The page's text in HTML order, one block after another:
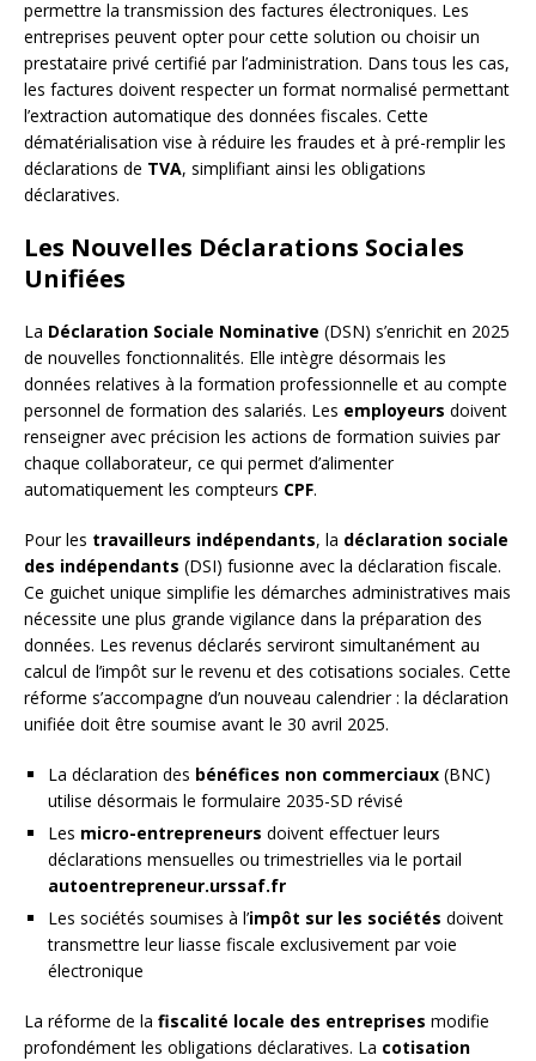
permettre la transmission des factures électroniques. Les
entreprises peuvent opter pour cette solution ou choisir un
prestataire privé certifié par l’administration. Dans tous les cas,
les factures doivent respecter un format normalisé permettant
l’extraction automatique des données fiscales. Cette
dématérialisation vise à réduire les fraudes et à pré-remplir les
déclarations de TVA, simplifiant ainsi les obligations
déclaratives.
Les Nouvelles Déclarations Sociales
Unifiées
La Déclaration Sociale Nominative (DSN) s’enrichit en 2025
de nouvelles fonctionnalités. Elle intègre désormais les
données relatives à la formation professionnelle et au compte
personnel de formation des salariés. Les employeurs doivent
renseigner avec précision les actions de formation suivies par
chaque collaborateur, ce qui permet d’alimenter
automatiquement les compteurs CPF.
Pour les travailleurs indépendants, la déclaration sociale
des indépendants (DSI) fusionne avec la déclaration fiscale.
Ce guichet unique simplifie les démarches administratives mais
nécessite une plus grande vigilance dans la préparation des
données. Les revenus déclarés serviront simultanément au
calcul de l’impôt sur le revenu et des cotisations sociales. Cette
réforme s’accompagne d’un nouveau calendrier : la déclaration
unifiée doit être soumise avant le 30 avril 2025.
La déclaration des bénéfices non commerciaux (BNC)
utilise désormais le formulaire 2035-SD révisé
Les micro-entrepreneurs doivent effectuer leurs
déclarations mensuelles ou trimestrielles via le portail
autoentrepreneur.urssaf.fr
Les sociétés soumises à l’impôt sur les sociétés doivent
transmettre leur liasse fiscale exclusivement par voie
électronique
La réforme de la fiscalité locale des entreprises modifie
profondément les obligations déclaratives. La cotisation